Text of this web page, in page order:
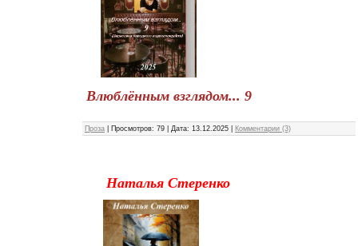
Влюблённым взглядом... 9
Проза Просмотров: 79 Дата: 13.12.2025 Комментарии (3)
Наталья Стеренко